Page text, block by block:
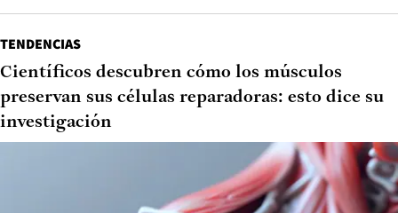
TENDENCIAS
Científicos descubren cómo los músculos
preservan sus células reparadoras: esto dice su
investigación